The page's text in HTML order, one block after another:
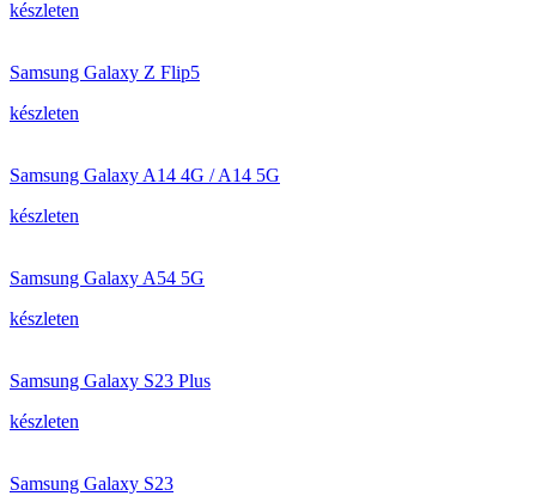
készleten
Samsung Galaxy Z Flip5
készleten
Samsung Galaxy A14 4G / A14 5G
készleten
Samsung Galaxy A54 5G
készleten
Samsung Galaxy S23 Plus
készleten
Samsung Galaxy S23